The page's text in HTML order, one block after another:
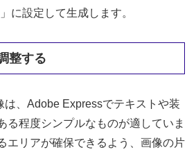
に設定して生成します。
整する
は、Adobe Expressでテキストや装
る程度シンプルなものが適していま
エリアが確保できるよう、画像の片